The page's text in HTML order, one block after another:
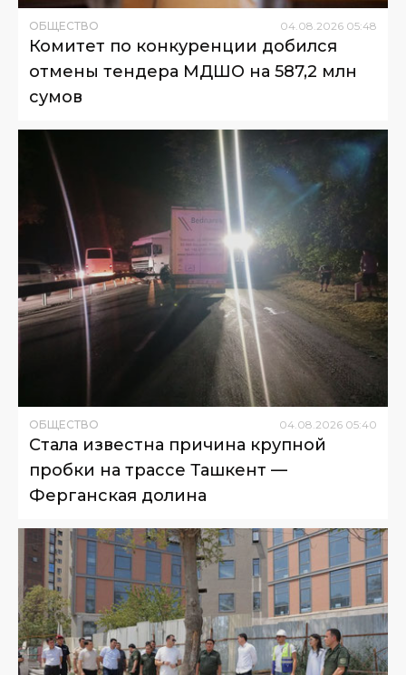
ОБЩЕСТВО 04.08.2026 05:48
Комитет по конкуренции добился
отмены тендера МДШО на 587,2 млн
сумов
ОБЩЕСТВО 04.08.2026 05:40
Стала известна причина крупной
пробки на трассе Ташкент —
Ферганская долина